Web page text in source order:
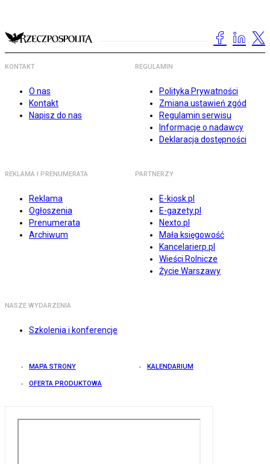
KONTAKT
O nas
Kontakt
Napisz do nas
REGULAMIN
Polityka Prywatności
Zmiana ustawień zgód
Regulamin serwisu
Informacje o nadawcy
Deklaracja dostępności
REKLAMA I PRENUMERATA
Reklama
Ogłoszenia
Prenumerata
Archiwum
PARTNERZY
E-kiosk.pl
E-gazety.pl
Nexto.pl
Mała księgowość
Kancelarierp.pl
Wieści Rolnicze
Życie Warszawy
NASZE WYDARZENIA
Szkolenia i konferencje
MAPA STRONY KALENDARIUM
OFERTA PRODUKTOWA